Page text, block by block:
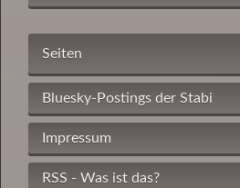
Seiten
Bluesky-Postings der Stabi
Impressum
RSS - Was ist das?